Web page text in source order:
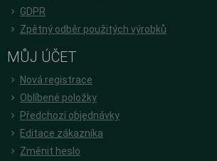
GDPR
Zpětný odběr použitých výrobků
MŮJ ÚČET
Nová registrace
Oblíbené položky
Předchozí objednávky
Editace zákazníka
Změnit heslo